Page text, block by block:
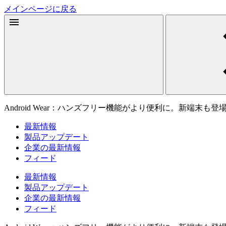
メインページに戻る
Android Wear：ハンズフリー機能がより便利に。新端末も登
最新情報
製品アップデート
企業の最新情報
フィード
最新情報
製品アップデート
企業の最新情報
フィード